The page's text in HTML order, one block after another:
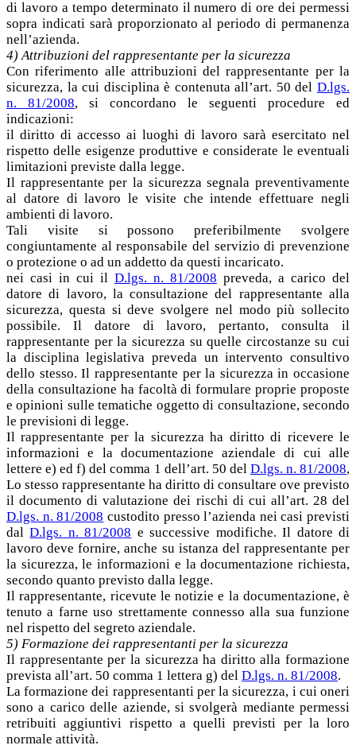
di lavoro a tempo determinato il numero di ore dei permessi
sopra indicati sarà proporzionato al periodo di permanenza
nell’azienda.
4) Attribuzioni del rappresentante per la sicurezza
Con riferimento alle attribuzioni del rappresentante per la
sicurezza, la cui disciplina è contenuta all’art. 50 del D.lgs.
n. 81/2008, si concordano le seguenti procedure ed
indicazioni:
il diritto di accesso ai luoghi di lavoro sarà esercitato nel
rispetto delle esigenze produttive e considerate le eventuali
limitazioni previste dalla legge.
Il rappresentante per la sicurezza segnala preventivamente
al datore di lavoro le visite che intende effettuare negli
ambienti di lavoro.
Tali visite si possono preferibilmente svolgere
congiuntamente al responsabile del servizio di prevenzione
o protezione o ad un addetto da questi incaricato.
nei casi in cui il D.lgs. n. 81/2008 preveda, a carico del
datore di lavoro, la consultazione del rappresentante alla
sicurezza, questa si deve svolgere nel modo più sollecito
possibile. Il datore di lavoro, pertanto, consulta il
rappresentante per la sicurezza su quelle circostanze su cui
la disciplina legislativa preveda un intervento consultivo
dello stesso. Il rappresentante per la sicurezza in occasione
della consultazione ha facoltà di formulare proprie proposte
e opinioni sulle tematiche oggetto di consultazione, secondo
le previsioni di legge.
Il rappresentante per la sicurezza ha diritto di ricevere le
informazioni e la documentazione aziendale di cui alle
lettere e) ed f) del comma 1 dell’art. 50 del D.lgs. n. 81/2008,
Lo stesso rappresentante ha diritto di consultare ove previsto
il documento di valutazione dei rischi di cui all’art. 28 del
D.lgs. n. 81/2008 custodito presso l’azienda nei casi previsti
dalD.lgs. n. 81/2008 e successive modifiche. Il datore di
lavoro deve fornire, anche su istanza del rappresentante per
la sicurezza, le informazioni e la documentazione richiesta,
secondo quanto previsto dalla legge.
Il rappresentante, ricevute le notizie e la documentazione, è
tenuto a farne uso strettamente connesso alla sua funzione
nel rispetto del segreto aziendale.
5) Formazione dei rappresentanti per la sicurezza
Il rappresentante per la sicurezza ha diritto alla formazione
prevista all’art. 50 comma 1 lettera g) del D.lgs. n. 81/2008.
La formazione dei rappresentanti per la sicurezza, i cui oneri
sono a carico delle aziende, si svolgerà mediante permessi
retribuiti aggiuntivi rispetto a quelli previsti per la loro
normale attività.